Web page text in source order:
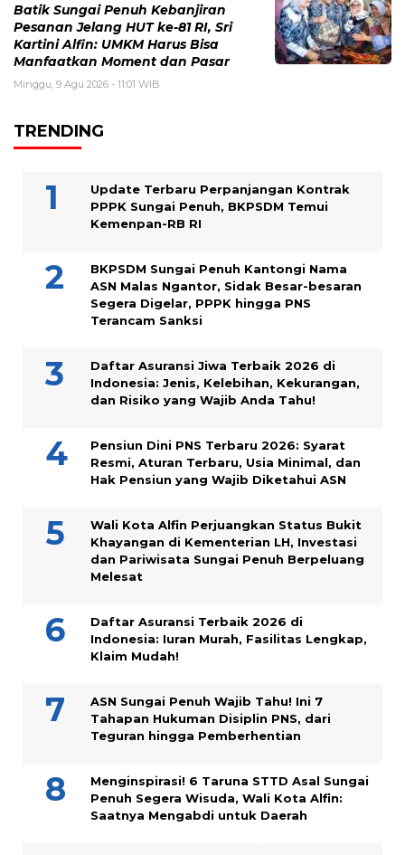
Batik Sungai Penuh Kebanjiran
Pesanan Jelang HUT ke-81 RI, Sri
Kartini Alfin: UMKM Harus Bisa
Manfaatkan Moment dan Pasar
Minggu, 9 Agu 2026 - 11:01 WIB
TRENDING
Update Terbaru Perpanjangan Kontrak
PPPK Sungai Penuh, BKPSDM Temui
Kemenpan-RB RI
BKPSDM Sungai Penuh Kantongi Nama
ASN Malas Ngantor, Sidak Besar-besaran
Segera Digelar, PPPK hingga PNS
Terancam Sanksi
Daftar Asuransi Jiwa Terbaik 2026 di
Indonesia: Jenis, Kelebihan, Kekurangan,
dan Risiko yang Wajib Anda Tahu!
Pensiun Dini PNS Terbaru 2026: Syarat
Resmi, Aturan Terbaru, Usia Minimal, dan
Hak Pensiun yang Wajib Diketahui ASN
Wali Kota Alfin Perjuangkan Status Bukit
Khayangan di Kementerian LH, Investasi
dan Pariwisata Sungai Penuh Berpeluang
Melesat
Daftar Asuransi Terbaik 2026 di
Indonesia: Iuran Murah, Fasilitas Lengkap,
Klaim Mudah!
ASN Sungai Penuh Wajib Tahu! Ini 7
Tahapan Hukuman Disiplin PNS, dari
Teguran hingga Pemberhentian
Menginspirasi! 6 Taruna STTD Asal Sungai
Penuh Segera Wisuda, Wali Kota Alfin:
Saatnya Mengabdi untuk Daerah